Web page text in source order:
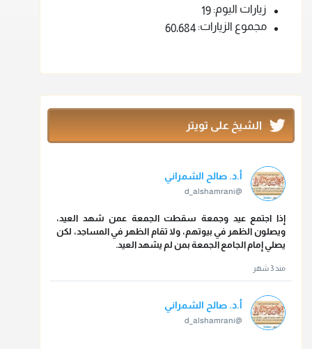
زيارات اليوم:19
مجموع الزيارات: 60٬684
الشيخ على تويتر
أ.د. صالح الشمراني
@d_alshamrani
إذا اجتمع عيد وجمعة سقطت الجمعة عمن شهد العيد،
ويصلون الظهر في بيوتهم، ولا تقام الظهر في المساجد، لكن
يصلي إمام الجامع الجمعة بمن لم يشهد العيد.
منذ 3 شهر
أ.د. صالح الشمراني
@d_alshamrani